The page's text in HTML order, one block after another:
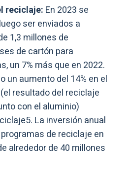
reciclaje: En 2023 se
ser enviados a
1,3 millones de
de cartón para
un 7% más que en 2022.
un aumento del 14% en el
resultado del reciclaje
con el aluminio)
La inversión anual
de reciclaje en
alrededor de 40 millones